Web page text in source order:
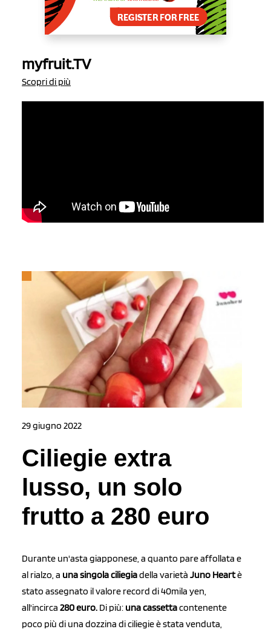
myfruit.TV
Scopri di più
29 giugno 2022
Ciliegie extra
lusso, un solo
frutto a 280 euro
Durante un'asta giapponese, a quanto pare affollata e
al rialzo, a una singola ciliegiadella varietà Juno Heartè
stato assegnato il valore record di 40mila yen,
all'incirca 280 euro. Di più: una cassettacontenente
poco più di una dozzina di ciliegie è stata venduta,